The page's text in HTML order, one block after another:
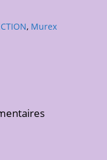
, Murex